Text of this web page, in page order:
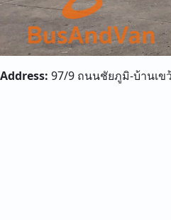
Address: 97/9 ถนนชัยภูมิ-บ้านเข